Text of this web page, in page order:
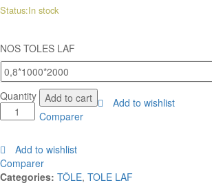
Status:In stock
NOS TOLES LAF
TOLE
LAF
quantity
Quantity Add to cart
Add to wishlist
Comparer
Add to wishlist
Comparer
Categories: TÔLE, TOLE LAF